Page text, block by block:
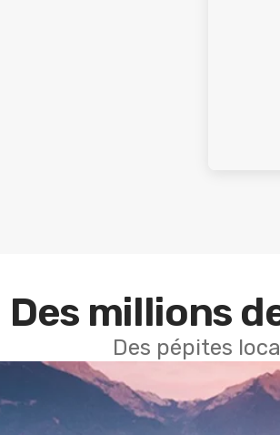
Des millions
Des pépites